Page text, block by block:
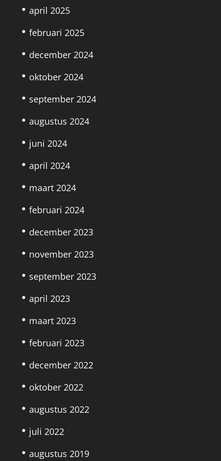
april 2025
februari 2025
december 2024
oktober 2024
september 2024
augustus 2024
juni 2024
april 2024
maart 2024
februari 2024
december 2023
november 2023
september 2023
april 2023
maart 2023
februari 2023
december 2022
oktober 2022
augustus 2022
juli 2022
augustus 2019